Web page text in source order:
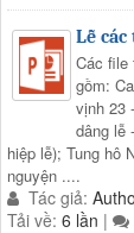
Lễ
Các file
gồm:
vịnh 23
dâng lễ
hiệp lễ); Tung hô
nguyện ....
Tác giả:
Tải về: 6 lần |